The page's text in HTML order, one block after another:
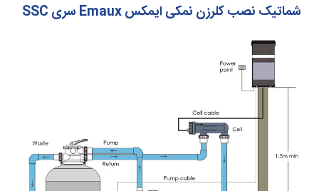
شماتیک نصب کلرزن نمکی ایمکس Emaux سری SSC